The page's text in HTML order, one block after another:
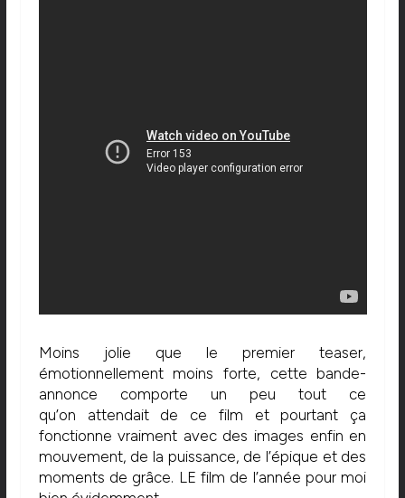
Moins jolie que le premier teaser,
émotionnellement moins forte, cette bande-
annonce comporte un peu tout ce
qu’on attendait de ce film et pourtant ça
fonctionne vraiment avec des images enfin en
mouvement, de la puissance, de l’épique et des
moments de grâce. LE film de l’année pour moi